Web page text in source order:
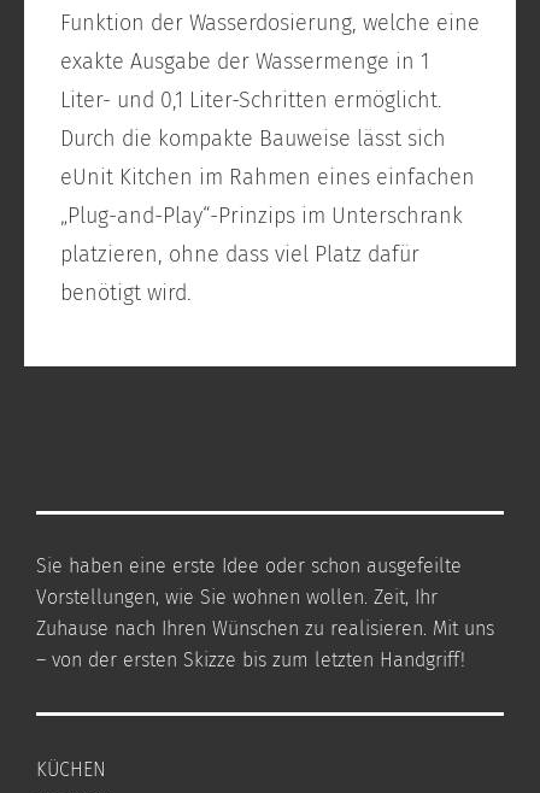
Funktion der Wasserdosierung, welche eine
exakte Ausgabe der Wassermenge in 1
Liter- und 0,1 Liter-Schritten ermöglicht.
Durch die kompakte Bauweise lässt sich
eUnit Kitchen im Rahmen eines einfachen
„Plug-and-Play“-Prinzips im Unterschrank
platzieren, ohne dass viel Platz dafür
benötigt wird.
Sie haben eine erste Idee oder schon ausgefeilte
Vorstellungen, wie Sie wohnen wollen. Zeit, Ihr
Zuhause nach Ihren Wünschen zu realisieren. Mit uns
– von der ersten Skizze bis zum letzten Handgriff!
KÜCHEN